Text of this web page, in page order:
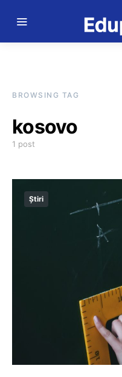
BROWSING TAG
kosovo
1 post
Știri